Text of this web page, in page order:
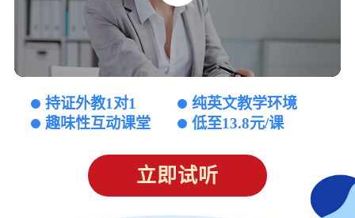
持证外教1对1
纯英文教学环境
趣味性互动课堂
低至13.8元/课
立即试听